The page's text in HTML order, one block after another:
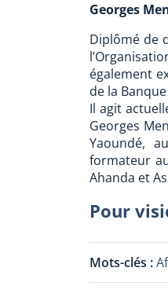
Georges
Diplômé de
également
de la
Il agit
Georges
Yaoundé,
formateur
Ahanda et
Pour
Mots-clés :